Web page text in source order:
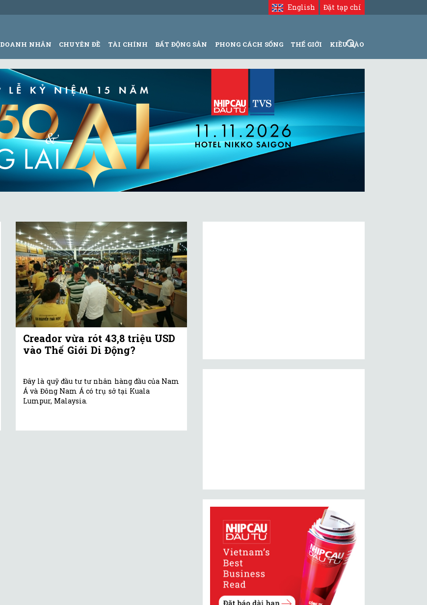
Đặt tạp chí
English
DOANH NHÂN CHUYÊN ĐỀ TÀI CHÍNH BẤT ĐỘNG SẢN PHONG CÁCH SỐNG THẾ GIỚI KIỀU BÀO
Creador vừa rót 43,8 triệu USD
vào Thế Giới Di Động?
Đây là quỹ đầu tư tư nhân hàng đầu của Nam
Á và Đông Nam Á có trụ sở tại Kuala
Lumpur, Malaysia.